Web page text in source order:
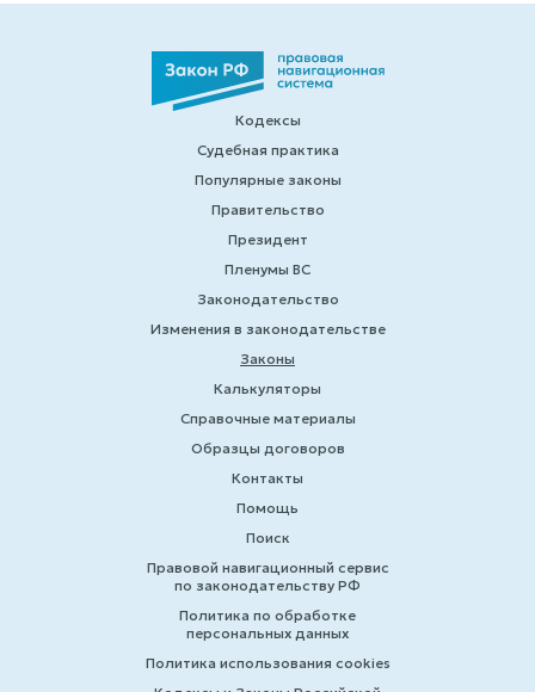
Кодексы
Судебная практика
Популярные законы
Правительство
Президент
Пленумы ВС
Законодательство
Изменения в законодательстве
Законы
Калькуляторы
Справочные материалы
Образцы договоров
Контакты
Помощь
Поиск
Правовой навигационный сервис
по законодательству РФ
Политика по обработке
персональных данных
Политика использования cookies